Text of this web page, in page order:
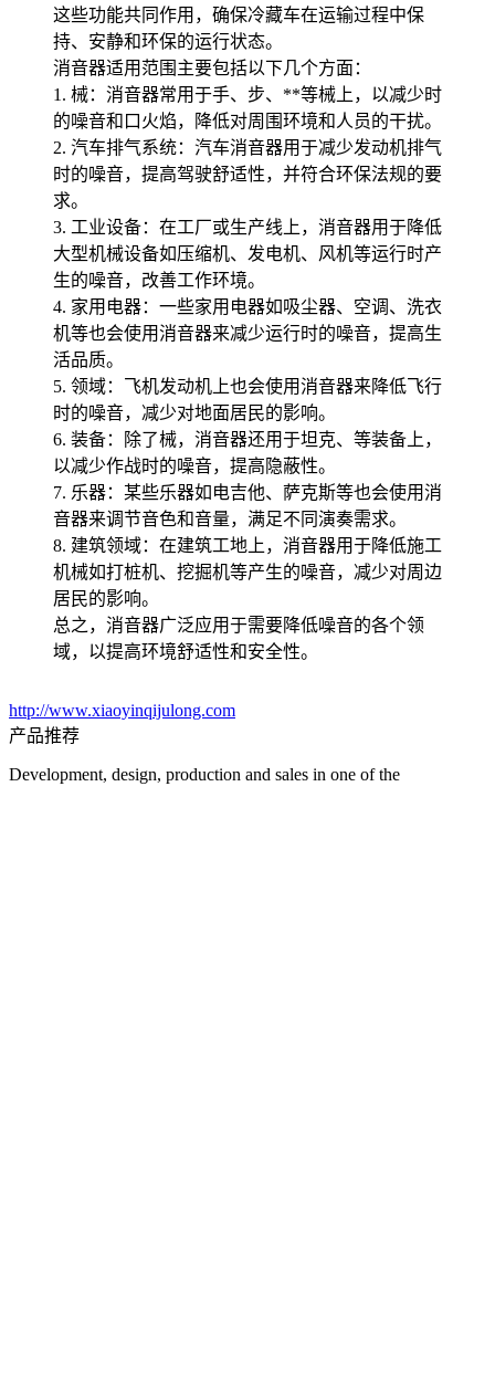
这些功能共同作用，确保冷藏车在运输过程中保
持、安静和环保的运行状态。
消音器适用范围主要包括以下几个方面：
1. 械：消音器常用于手、步、**等械上，以减少时
的噪音和口火焰，降低对周围环境和人员的干扰。
2. 汽车排气系统：汽车消音器用于减少发动机排气
时的噪音，提高驾驶舒适性，并符合环保法规的要
求。
3. 工业设备：在工厂或生产线上，消音器用于降低
大型机械设备如压缩机、发电机、风机等运行时产
生的噪音，改善工作环境。
4. 家用电器：一些家用电器如吸尘器、空调、洗衣
机等也会使用消音器来减少运行时的噪音，提高生
活品质。
5. 领域：飞机发动机上也会使用消音器来降低飞行
时的噪音，减少对地面居民的影响。
6. 装备：除了械，消音器还用于坦克、等装备上，
以减少作战时的噪音，提高隐蔽性。
7. 乐器：某些乐器如电吉他、萨克斯等也会使用消
音器来调节音色和音量，满足不同演奏需求。
8. 建筑领域：在建筑工地上，消音器用于降低施工
机械如打桩机、挖掘机等产生的噪音，减少对周边
居民的影响。
总之，消音器广泛应用于需要降低噪音的各个领
域，以提高环境舒适性和安全性。
http://www.xiaoyinqijulong.com
产品推荐
Development, design, production and sales in one of the